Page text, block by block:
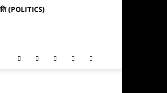
(POLITICS)